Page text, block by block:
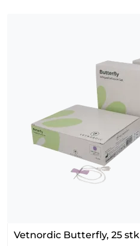
Vetnordic Butterfly, 25 stk